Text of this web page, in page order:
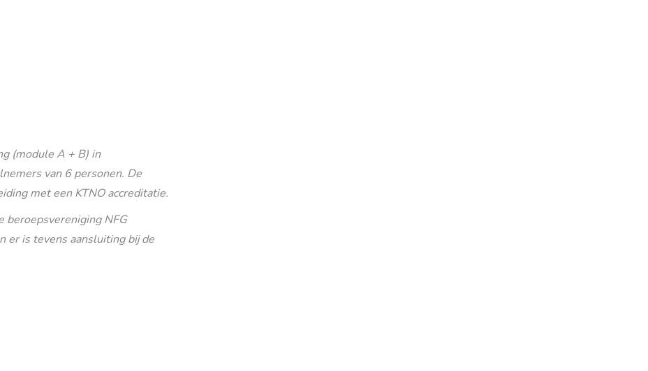
(module A + B) in
van 6 personen. De
met een KTNO accreditatie.
beroepsvereniging NFG
er is tevens aansluiting bij de